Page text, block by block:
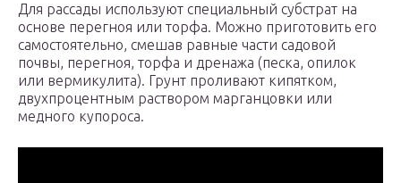
Для рассады используют специальный субстрат на
основе перегноя или торфа. Можно приготовить его
самостоятельно, смешав равные части садовой
почвы, перегноя, торфа и дренажа (песка, опилок
или вермикулита). Грунт проливают кипятком,
двухпроцентным раствором марганцовки или
медного купороса.